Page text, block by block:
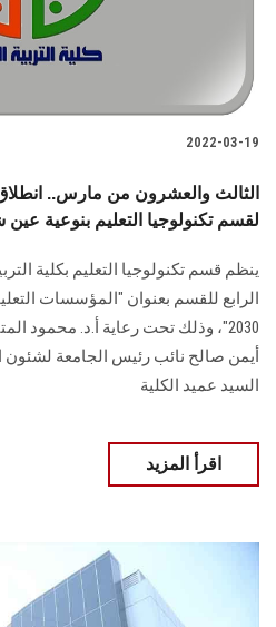
2022-03-19
الثالث والعشرون من مارس.. انطلاق
لقسم تكنولوجيا التعليم بنوعية
ينظم قسم تكنولوجيا التعليم بكلية
الرابع للقسم بعنوان "المؤسسات
2030"، وذلك تحت رعاية أ.د. محمود
أيمن صالح نائب رئيس الجامعة لشئون
السيد عميد الكلية
اقرأ المزيد